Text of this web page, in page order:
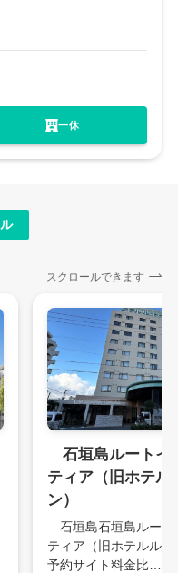
一休
スクロールできます
石垣島ルートイ
ティア（旧ホテル
ン）
石垣島石垣島ルート
ティア（旧ホテルル
予約サイト料金比…